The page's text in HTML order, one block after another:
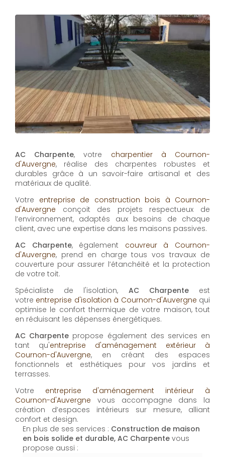
AC Charpente, votre charpentier à Cournon-
d'Auvergne, réalise des charpentes robustes et
durables grâce à un savoir-faire artisanal et des
matériaux de qualité.
Votre entreprise de construction bois à Cournon-
d'Auvergne conçoit des projets respectueux de
l’environnement, adaptés aux besoins de chaque
client, avec une expertise dans les maisons passives.
AC Charpente, également couvreur à Cournon-
d'Auvergne, prend en charge tous vos travaux de
couverture pour assurer l’étanchéité et la protection
de votre toit.
Spécialiste de l'isolation, AC Charpenteest
votre entreprise d'isolation à Cournon-d'Auvergne qui
optimise le confort thermique de votre maison, tout
en réduisant les dépenses énergétiques.
AC Charpente propose également des services en
tant qu'entreprise d'aménagement extérieur à
Cournon-d'Auvergne, en créant des espaces
fonctionnels et esthétiques pour vos jardins et
terrasses.
Votre entreprise d'aménagement intérieur à
Cournon-d'Auvergne vous accompagne dans la
création d’espaces intérieurs sur mesure, alliant
confort et design.
En plus de ses services : Construction de maison
en bois solide et durable, AC Charpente vous
propose aussi :